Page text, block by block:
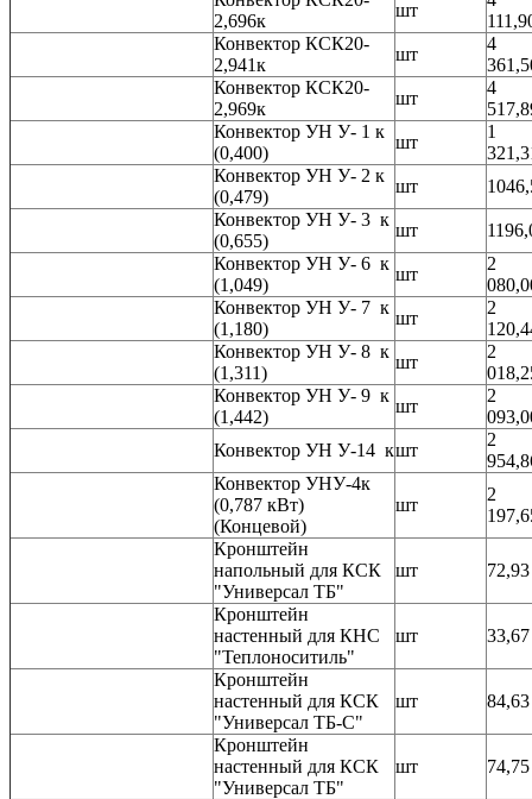
2,696к
шт
Конвектор КСК20-
2,941к
шт
4
Конвектор КСК20-
2,969к
шт
4
Конвектор УН У- 1 к
(0,400)
шт
1
Конвектор УН У- 2 к
(0,479)
шт
Конвектор УН У- 3 к
(0,655)
шт
Конвектор УН У- 6 к
(1,049)
шт
2
Конвектор УН У- 7 к
(1,180)
шт
2
Конвектор УН У- 8 к
(1,311)
шт
2
Конвектор УН У- 9 к
(1,442)
шт
2
Конвектор УН У-14 кшт
2
Конвектор УНУ-4к
(0,787 кВт)
(Концевой)
шт
2
Кронштейн
напольный для КСК
"Универсал ТБ"
шт 72,93
Кронштейн
настенный для КНС
"Теплоноситиль"
шт 33,67
Кронштейн
настенный для КСК
"Универсал ТБ-С"
шт 84,63
Кронштейн
настенный для КСК
"Универсал ТБ"
шт 74,75